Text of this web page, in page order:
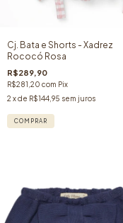
Cj. Bata e Shorts - Xadrez
Rococó Rosa
R$289,90
R$281,20 com Pix
2 x de R$144,95 sem juros
COMPRAR